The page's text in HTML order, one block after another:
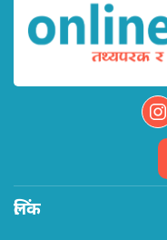
लिंक